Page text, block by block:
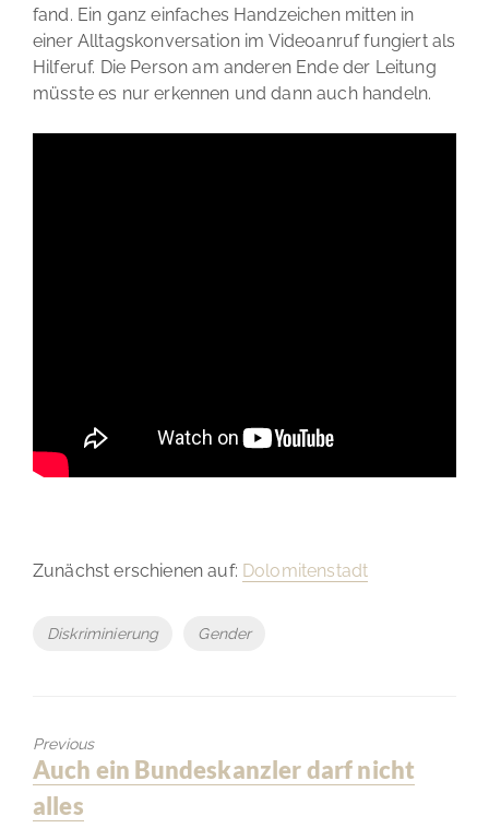
fand. Ein ganz einfaches Handzeichen mitten in
einer Alltagskonversation im Videoanruf fungiert als
Hilferuf. Die Person am anderen Ende der Leitung
müsste es nur erkennen und dann auch handeln.
Zunächst erschienen auf: Dolomitenstadt
Tags
Diskriminierung Gender
Previous
Previous
post:
Auch ein Bundeskanzler darf nicht
alles